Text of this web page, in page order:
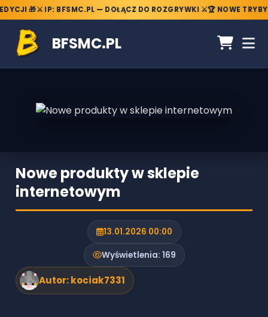
🎁⚔️ IP: BFSMC.PL — DOŁĄCZ DO ROZGRYWKI ⚔️🏆 NOWE TRYBY
BFSMC.PL
Nowe produkty w sklepie
internetowym
13.01.2026 00:00
Wyświetlenia: 169
Autor:kociak7331